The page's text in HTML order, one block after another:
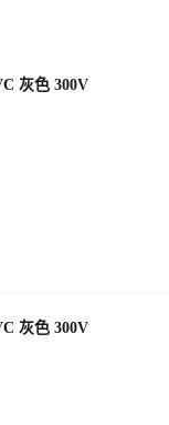
灰色 300V
灰色 300V